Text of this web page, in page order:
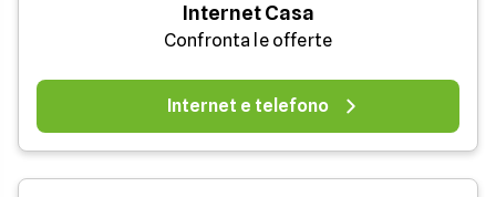
Internet Casa
Confronta le offerte
Internet e telefono